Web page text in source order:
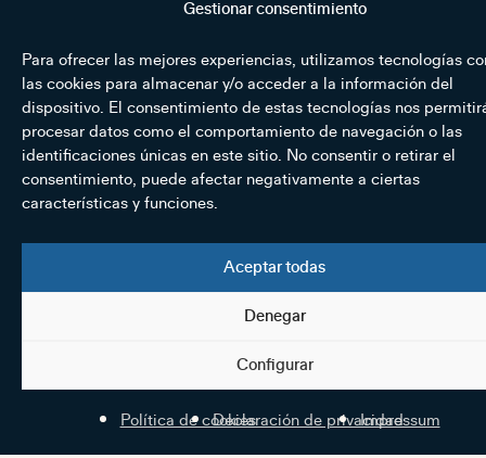
Gestionar consentimiento
Para ofrecer las mejores experiencias, utilizamos tecnologías
las cookies para almacenar y/o acceder a la información del
dispositivo. El consentimiento de estas tecnologías nos
procesar datos como el comportamiento de navegación o las
identificaciones únicas en este sitio. No consentir o retirar el
consentimiento, puede afectar negativamente a ciertas
características y funciones.
Aceptar todas
Denegar
Configurar
Política de cookiesDeclaración de privacidad
Impressum